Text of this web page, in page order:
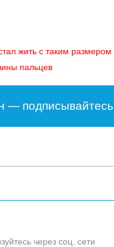
жить с таким размером
пальцев
—
через соц. сети